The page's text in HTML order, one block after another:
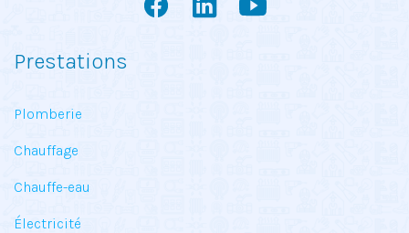
Prestations
Plomberie
Chauffage
Chauffe-eau
Électricité